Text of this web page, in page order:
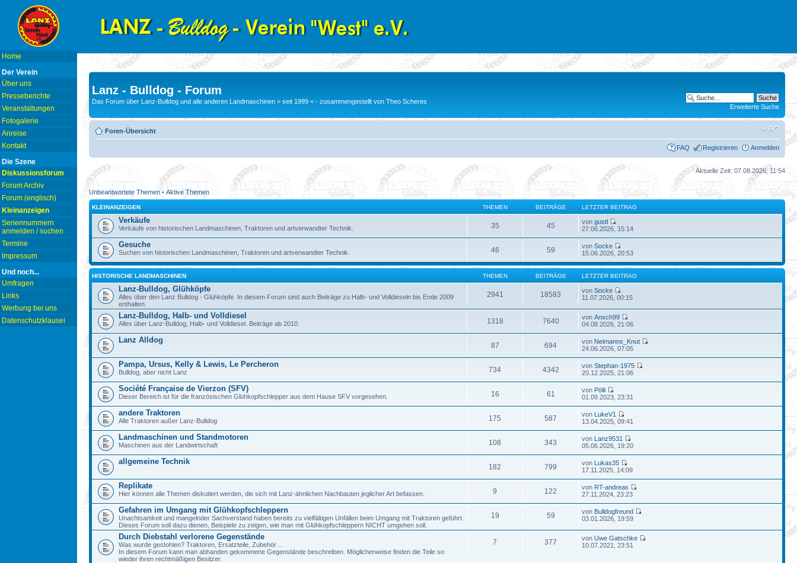
Home
Der Verein
Über uns
Presseberichte
Veranstaltungen
Fotogalerie
Anreise
Kontakt
Die Szene
Diskussionsforum
Forum Archiv
Forum (englisch)
Kleinanzeigen
Seriennummern
anmelden / suchen
Termine
Impressum
Und noch...
Umfragen
Links
Werbung bei uns
Datenschutzklausel
Lanz - Bulldog - Forum
Das Forum über Lanz-Bulldog und alle anderen Landmaschinen > seit 1999 < - zusammengestellt von Theo Scheres
Erweiterte Suche
Foren-Übersicht
FAQ Registrieren Anmelden
Aktuelle Zeit: 07.08.2026, 11:54
Unbeantwortete Themen• Aktive Themen
KLEINANZEIGEN THEMEN BEITRÄGE LETZTER BEITRAG
Verkäufe
Verkäufe von historischen Landmaschinen, Traktoren und artverwandter Technik. 35 45 vongustl
27.06.2026, 15:14
Gesuche
Suchen von historischen Landmaschinen, Traktoren und artverwandter Technik. 46 59 vonSocke
15.06.2026, 20:53
HISTORISCHE LANDMASCHINEN THEMEN BEITRÄGE LETZTER BEITRAG
Lanz-Bulldog, Glühköpfe
Alles über den Lanz Bulldog - Glühköpfe. In diesem Forum sind auch Beiträge zu Halb- und Volldieseln bis Ende 2009
enthalten.
2941 18583 vonSocke
11.07.2026, 00:15
Lanz-Bulldog, Halb- und Volldiesel
Alles über Lanz-Bulldog, Halb- und Volldiesel. Beiträge ab 2010. 1318 7640 vonAnsch99
04.08.2026, 21:06
Lanz Alldog
87 694 von Neimanns_Knut
24.06.2026, 07:05
Pampa, Ursus, Kelly & Lewis, Le Percheron
Bulldog, aber nicht Lanz 734 4342 vonStephan-1975
20.12.2025, 21:06
Société Française de Vierzon (SFV)
Dieser Bereich ist für die französischen Glühkopfschlepper aus dem Hause SFV vorgesehen. 16 61 von Pölli
01.09.2023, 23:31
andere Traktoren
Alle Traktoren außer Lanz-Bulldog 175 587 von LukeV1
13.04.2025, 09:41
Landmaschinen und Standmotoren
Maschinen aus der Landwirtschaft 108 343 von Lanz9531
05.06.2026, 19:20
allgemeine Technik
182 799 von Lukas35
17.11.2025, 14:09
Replikate
Hier können alle Themen diskutiert werden, die sich mit Lanz-ähnlichen Nachbauten jeglicher Art befassen. 9 122 von RT-andreas
27.11.2024, 23:23
Gefahren im Umgang mit Glühkopfschleppern
Unachtsamkeit und mangelnder Sachverstand haben bereits zu vielfältigen Unfällen beim Umgang mit Traktoren geführt.
Dieses Forum soll dazu dienen, Beispiele zu zeigen, wie man mit Glühkopfschleppern NICHT umgehen soll.
19 59 von Bulldogfreund
03.01.2026, 19:59
Durch Diebstahl verlorene Gegenstände
Was wurde gestohlen? Traktoren, Ersatzteile, Zubehör ...
In diesem Forum kann man abhanden gekommene Gegenstände beschreiben. Möglicherweise finden die Teile so
wieder ihren rechtmäßigen Besitzer.
7 377 vonUwe Gatschke
10.07.2021, 23:51